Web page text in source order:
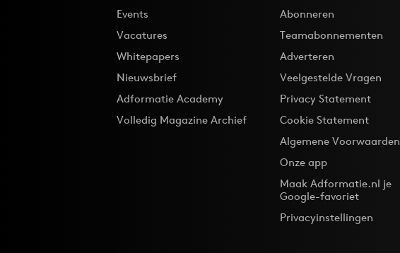
Events
Vacatures
Whitepapers
Nieuwsbrief
Adformatie Academy
Volledig Magazine Archief
Abonneren
Teamabonnementen
Adverteren
Veelgestelde Vragen
Privacy Statement
Cookie Statement
Algemene Voorwaarden
Onze app
Maak Adformatie.nl je
Google-favoriet
Privacyinstellingen